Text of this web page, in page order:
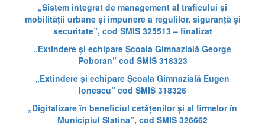
„Sistem integrat de management al traficului și
mobilității urbane și impunere a regulilor, siguranță și
securitate”, cod SMIS 325513 – finalizat
„Extindere și echipare Școala Gimnazială George
Poboran” cod SMIS 318323
„Extindere și echipare Școala Gimnazială Eugen
Ionescu” cod SMIS 318326
„Digitalizare în beneficiul cetățenilor și al firmelor în
Municipiul Slatina”, cod SMIS 326662